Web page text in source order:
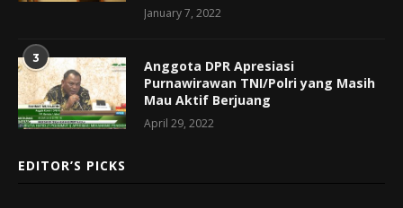
January 7, 2022
3
Anggota DPR Apresiasi
Purnawirawan TNI/Polri yang Masih
Mau Aktif Berjuang
April 29, 2022
EDITOR’S PICKS